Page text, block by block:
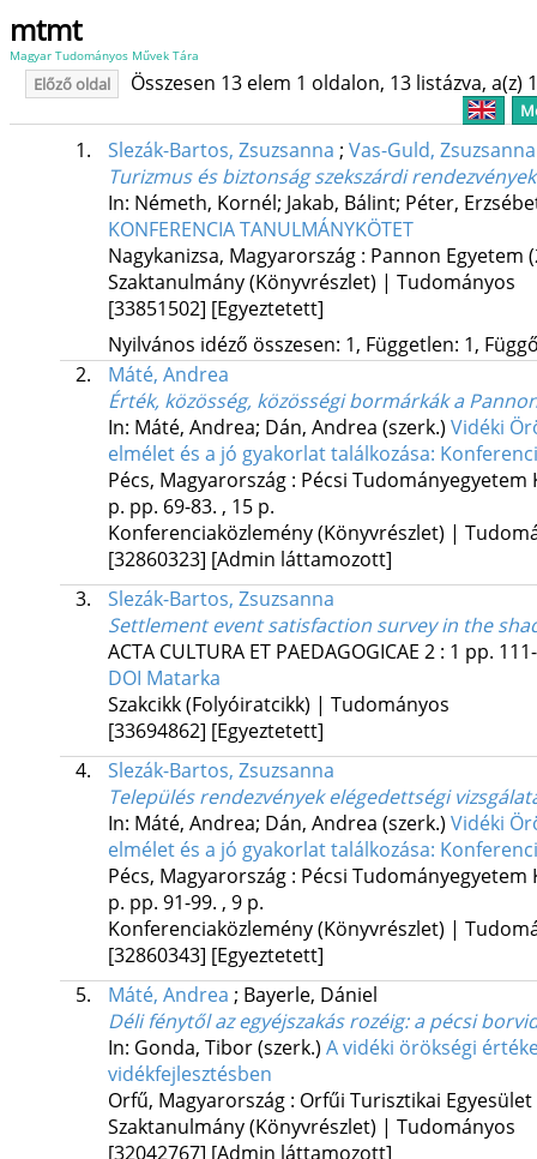
mtmt
Magyar Tudományos Művek Tára
Előző oldal Összesen 13 elem 1 oldalon, 13 listázva, a(z)
1. Slezák-Bartos, Zsuzsanna ; Vas-Guld, Zsuzsanna
Turizmus és biztonság szekszárdi
In: Németh, Kornél; Jakab, Bálint; Péter,
KONFERENCIA TANULMÁNYKÖTET
Nagykanizsa, Magyarország : Pannon Egyetem
Szaktanulmány (Könyvrészlet) | Tudományos
[33851502] [Egyeztetett]
Nyilvános idéző összesen: 1, Független: 1,
2.
Máté, Andrea
Érték, közösség, közösségi bormárkák a
In: Máté, Andrea; Dán, Andrea (szerk.) Vidéki
elmélet és a jó gyakorlat találkozása:
Pécs, Magyarország : Pécsi
p. pp. 69-83. , 15 p.
Konferenciaközlemény (Könyvrészlet) |
[32860323] [Admin láttamozott]
3.
Slezák-Bartos, Zsuzsanna
Settlement event satisfaction survey in the
ACTA CULTURA ET PAEDAGOGICAE 2: 1 pp.
DOI Matarka
Szakcikk (Folyóiratcikk) | Tudományos
[33694862] [Egyeztetett]
4.
Slezák-Bartos, Zsuzsanna
Település rendezvények elégedettségi
In: Máté, Andrea; Dán, Andrea (szerk.) Vidéki
elmélet és a jó gyakorlat találkozása:
Pécs, Magyarország : Pécsi
p. pp. 91-99. , 9 p.
Konferenciaközlemény (Könyvrészlet) |
[32860343] [Egyeztetett]
5.
Máté, Andrea ; Bayerle, Dániel
Déli fénytől az egyéjszakás rozéig: a pécsi
In: Gonda, Tibor (szerk.) A vidéki örökségi
vidékfejlesztésben
Orfű, Magyarország : Orfűi Turisztikai Egyesület
Szaktanulmány (Könyvrészlet) | Tudományos
[32042767] [Admin láttamozott]